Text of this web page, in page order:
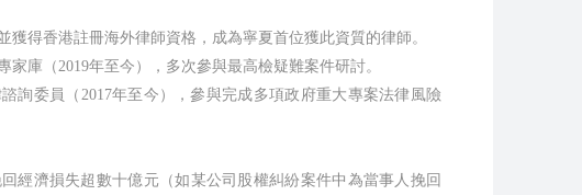
獲得香港註冊海外律師資格，成為寧夏首位獲此資質的律師。
庫（2019年至今），多次參與最高檢疑難案件研討。
詢委員（2017年至今），參與完成多項政府重大專案法律風險
經濟損失超數十億元（如某公司股權糾紛案件中為當事人挽回